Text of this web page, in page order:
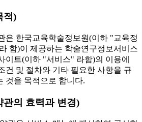
적)
은 한국교육학술정보원(이하 "교육정
함)이 제공하는 학술연구정보서비스
이트(이하 "서비스" 라함)의 이용에
건 및 절차와 기타 필요한 사항을 규
것을 목적으로 합니다.
관의 효력과 변경)